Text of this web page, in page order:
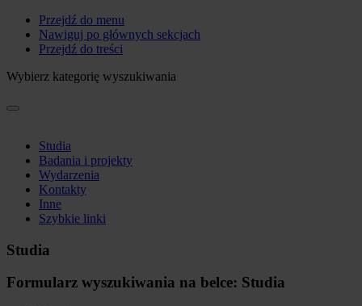
Przejdź do menu
Nawiguj po głównych sekcjach
Przejdź do treści
Wybierz kategorię wyszukiwania
Studia
Badania i projekty
Wydarzenia
Kontakty
Inne
Szybkie linki
Studia
Formularz wyszukiwania na belce: Studia